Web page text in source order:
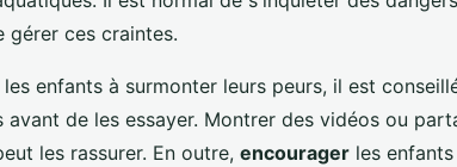
gérer ces craintes.
les enfants à surmonter leurs peurs, il est
de les essayer. Montrer des vidéos ou
les rassurer. En outre, encourager les